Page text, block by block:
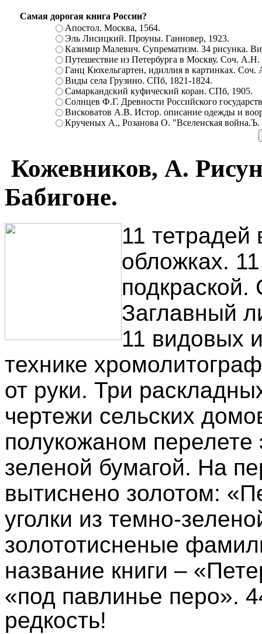
Самая дорогая книга России?
Апостол. Москва, 1564.
Эль Лисицкий. Проуны. Ганновер, 1923.
Казимир Малевич. Супрематизм. 34 рисунка.
Путешествие из Петербурга в Москву. Соч.
Ганц Кюхельгартен, идиллия в картинках.
Виды села Грузино. СПб, 1821-1824.
Самаркандский куфический коран. СПб, 1905.
Солнцев Ф.Г. Древности Российского
Висковатов А.В. Истор. описание одежды и
Крученых А., Розанова О. "Вселенская
Кожевников, А.
Бабигоне.
11 тетрадей
обложках.
Заглавный
11 видовых
технике
от руки. Три
чертежи сельских
полукожаном
зеленой бумагой. На
вытиснено золотом:
уголки из темно-
золототисненые
название книги –
«под павлинье перо».
редкость!